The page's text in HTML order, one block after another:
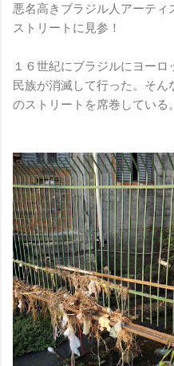
悪名高きブラジル人アーティ
ストリートに見参！
１６世紀にブラジルにヨー
民族が消滅して行った。そ
のストリートを席巻している。